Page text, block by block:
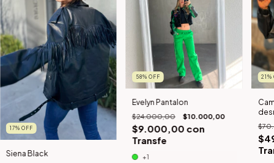
17% OFF
Siena Black
58% OFF
Evelyn Pantalon
$24.000,00 $10.000,00
$9.000,00 con
Transfe
+1
21%